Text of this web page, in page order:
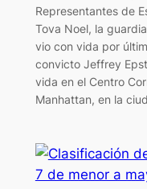
Representantes de
Tova Noel, la
vio con vida por
convicto Jeffrey
vida en el Centro
Manhattan, en la